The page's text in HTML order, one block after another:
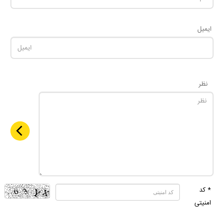
ایمیل
نظر
* کد
امنیتی